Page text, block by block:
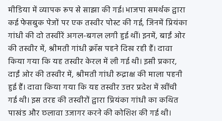
मीडिया में व्यापक रूप से साझा की गई। भाजपा समर्थक द्वारा
कई फेसबुक पेजों पर एक तस्वीर पोस्ट की गई, जिनमें प्रियंका
गांधी की दो तस्वीरें अगल-बगल लगी हुई थीं। इनमें, बाईं ओर
की तस्वीर में, श्रीमती गांधी क्रॉस पहने दिख रही हैं। दावा
किया गया कि यह तस्वीर केरल में ली गई थी। इसी प्रकार,
दाईं ओर की तस्वीर में, श्रीमती गांधी रुद्राक्ष की माला पहनी
हुई हैं। दावा किया गया कि यह तस्वीर उत्तर प्रदेश में खींची
गई थी। इस तरह की तस्वीरों द्वारा प्रियंका गांधी का कथित
पाखंड और छलावा उजागर करने की कोशिश की गई थी।